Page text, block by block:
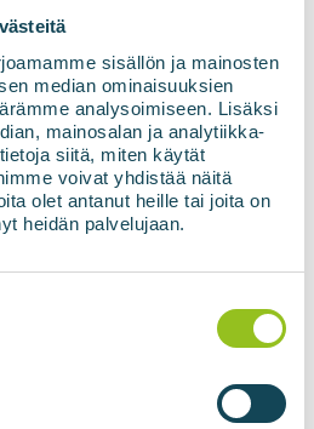
sisällön ja mainosten
median ominaisuuksien
analysoimiseen. Lisäksi
mainosalan ja analytiikka-
siitä, miten käytät
voivat yhdistää näitä
olet antanut heille tai joita on
heidän palvelujaan.
arvestades töötlemise
või kustutatakse
põhimõtted
oluline kliendi ja
konfidentsiaalsus.
või ebaseadusliku kadumise,
muutmise,
reguleeritud vastutava